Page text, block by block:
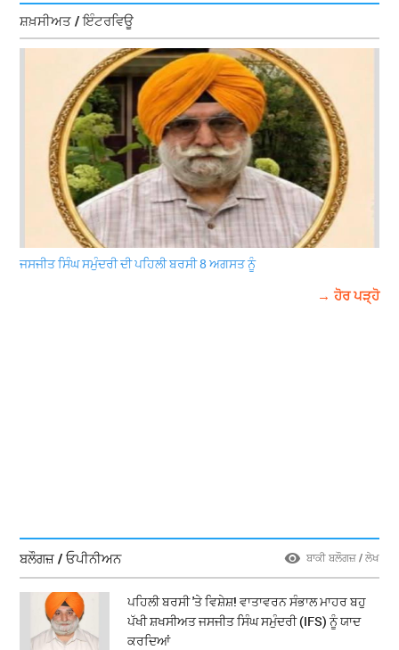
ਸ਼ਖ਼ਸੀਅਤ / ਇੰਟਰਵਿਊ
ਜਸਜੀਤ ਸਿੰਘ ਸਮੁੰਦਰੀ ਦੀ ਪਹਿਲੀ ਬਰਸੀ 8 ਅਗਸਤ ਨੂੰ
→ ਹੋਰ ਪੜ੍ਹੋ
ਬਲੌਗਜ਼ / ਓਪੀਨੀਅਨ ਬਾਕੀ ਬਲੌਗਜ਼ / ਲੇਖ
ਪਹਿਲੀ ਬਰਸੀ 'ਤੇ ਵਿਸ਼ੇਸ਼! ਵਾਤਾਵਰਨ ਸੰਭਾਲ ਮਾਹਰ ਬਹੁ
ਪੱਖੀ ਸ਼ਖਸੀਅਤ ਜਸਜੀਤ ਸਿੰਘ ਸਮੁੰਦਰੀ (IFS) ਨੂੰ ਯਾਦ
ਕਰਦਿਆਂ